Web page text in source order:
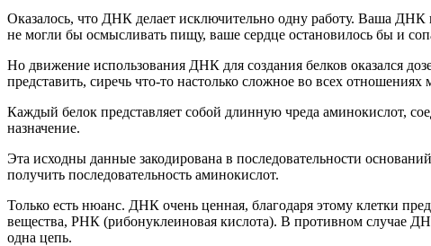
Оказалось, что ДНК делает исключительно одну работу. Ваша
не могли бы осмысливать пищу, ваше сердце остановилось бы и
Но движение использования ДНК для создания белков оказался
представить, сиречь что-то настолько сложное во всех отношениях
Каждый белок представляет собой длинную чреда аминокислот,
назначение.
Эта исходны данные закодирована в последовательности
получить последовательность аминокислот.
Только есть нюанс. ДНК очень ценная, благодаря этому клетки
вещества, РНК (рибонуклеиновая кислота). В противном случае
одна цепь.